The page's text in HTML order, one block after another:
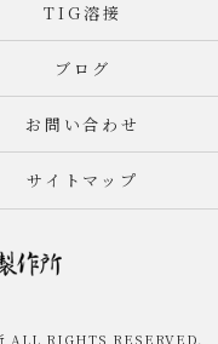
TIG溶接
ブログ
お問い合わせ
サイトマップ
ALL RIGHTS RESERVED.